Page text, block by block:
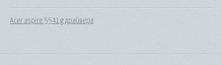
Acer aspire 5541g драйвера